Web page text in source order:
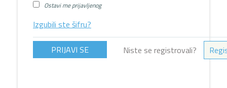
Ostavi me prijavljenog
Izgubili ste šifru?
Niste se registrovali?